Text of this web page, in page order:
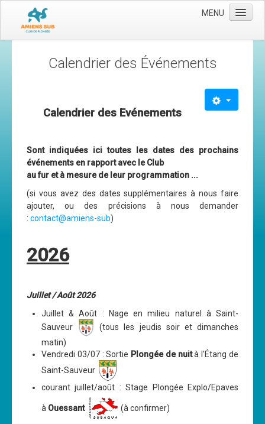
MENU
L'équipe
Nos activités
Apnée
Baptèmes
Plongée adultes
Adhérer
Dernières nouvelles
Calendrier
Voyages et séjours
Planning piscine
Calendrier des Événements
Calendrier des Evénements
Sont indiquées ici toutes les dates des prochains
événements en rapport avec le Club
au fur et à mesure de leur programmation ...
(si vous avez des dates supplémentaires à nous faire
ajouter, ou des précisions à nous demander
: contact@amiens-sub)
2026
Juillet / Août 2026
Juillet & Août : Nage en milieu naturel à Saint-
Sauveur
(tous les jeudis soir et dimanches
matin)
Vendredi 03/07 : Sortie Plongée de nuità l'Étang de
Saint-Sauveur
courant juillet/août : Stage Plongée Explo/Epaves
à Ouessant (à confirmer)